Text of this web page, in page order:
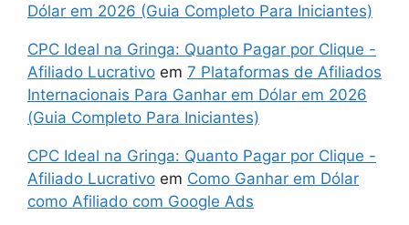
Dólar em 2026 (Guia Completo Para Iniciantes)
CPC Ideal na Gringa: Quanto Pagar por Clique -
Afiliado Lucrativo em 7 Plataformas de Afiliados
Internacionais Para Ganhar em Dólar em 2026
(Guia Completo Para Iniciantes)
CPC Ideal na Gringa: Quanto Pagar por Clique -
Afiliado Lucrativo em Como Ganhar em Dólar
como Afiliado com Google Ads